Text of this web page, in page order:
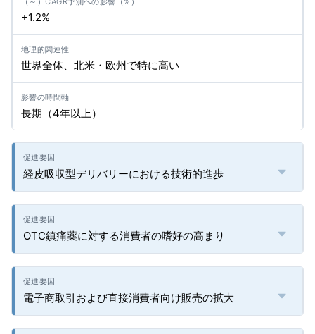
+1.2%
世界全体、北米・欧州で特に高い
長期（4年以上）
経皮吸収型デリバリーにおける技術的進歩
OTC鎮痛薬に対する消費者の嗜好の高まり
電子商取引および直接消費者向け販売の拡大